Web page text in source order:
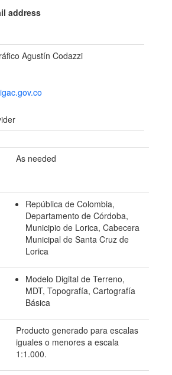
address
Agustín Codazzi
As needed
República de Colombia,
Departamento de Córdoba,
Municipio de Lorica, Cabecera
Municipal de Santa Cruz de
Lorica
Modelo Digital de Terreno,
MDT, Topografía, Cartografía
Básica
Producto generado para escalas
iguales o menores a escala
1:1.000.